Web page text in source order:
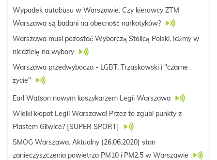
Wypadek autobusu w Warszawie. Czy kierowcy ZTM
Warszawa są badani na obecność narkotyków?
Warszawa musi pozostać Wyborczą Stolicą Polski. Idźmy w
niedzielę na wybory
Warszawa przedwyboczo - LGBT, Trzaskowski i "czarne
życie"
Earl Watson nowym koszykarzem Legii Warszawa
Wielki kłopot Legii Warszawa! Przez to zgubi punkty z
Piastem Gliwice? [SUPER SPORT]
SMOG Warszawa. Aktualny (26.06.2020) stan
zanieczyszczenia powietrza PM10 i PM2.5 w Warszawie